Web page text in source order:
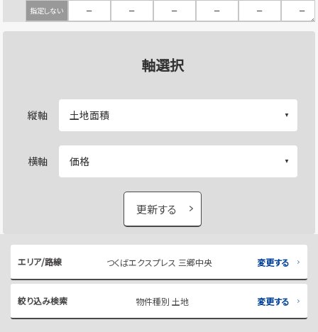
指定しない － － － － － －
軸選択
縦軸
横軸
更新する
エリア/路線 つくばエクスプレス 三郷中央 変更する
絞り込み検索 物件種別 土地 変更する